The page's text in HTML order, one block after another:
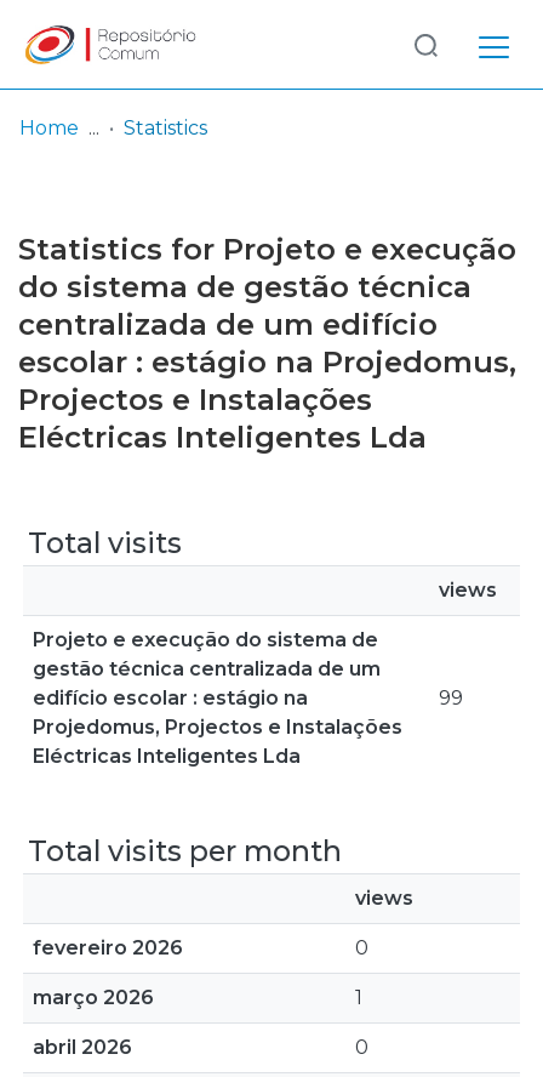
Browse repository
Entities
Log
In
(current)
Home Statistics
Statistics for Projeto e execução
do sistema de gestão técnica
centralizada de um edifício
escolar : estágio na Projedomus,
Projectos e Instalações
Eléctricas Inteligentes Lda
Total visits
views
Projeto e execução do sistema de
gestão técnica centralizada de um
edifício escolar : estágio na
Projedomus, Projectos e Instalações
Eléctricas Inteligentes Lda
99
Total visits per month
views
fevereiro 2026 0
março 2026 1
abril 2026 0